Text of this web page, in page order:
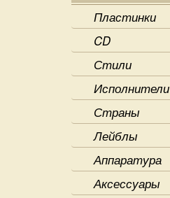
Пластинки
CD
Стили
Исполнители
Страны
Лейблы
Аппаратура
Аксессуары